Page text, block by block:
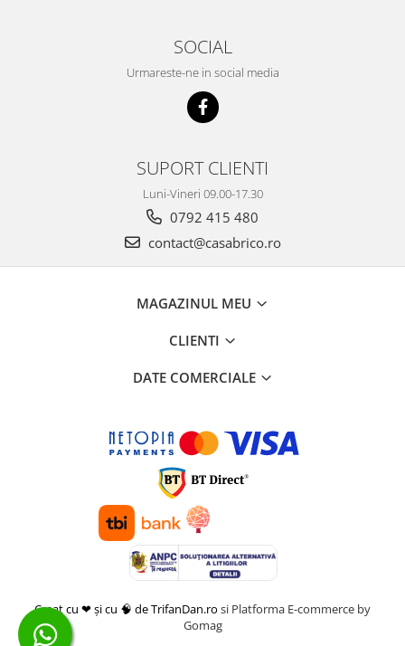
SOCIAL
Urmareste-ne in social media
SUPORT CLIENTI
Luni-Vineri 09.00-17.30
0792 415 480
contact@casabrico.ro
MAGAZINUL MEU
CLIENTI
DATE COMERCIALE
Creat cu ❤ și cu 🧠 de TrifanDan.ro si Platforma E-commerce by
Gomag